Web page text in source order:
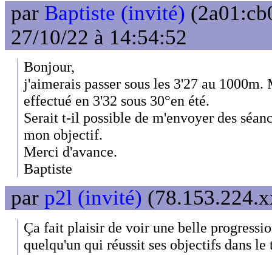
par Baptiste (invité)
27/10/22 à 14:54:52
Bonjour,
j'aimerais passer sous les 3'27 au
effectué en 3'32 sous 30°en été.
Serait t-il possible de m'envoyer des
mon objectif.
Merci d'avance.
Baptiste
par p2l (invité)
Ça fait plaisir de voir une belle
quelqu'un qui réussit ses objectifs dans le